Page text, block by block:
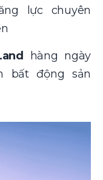
lực chuyên
hàng ngày
bất động sản